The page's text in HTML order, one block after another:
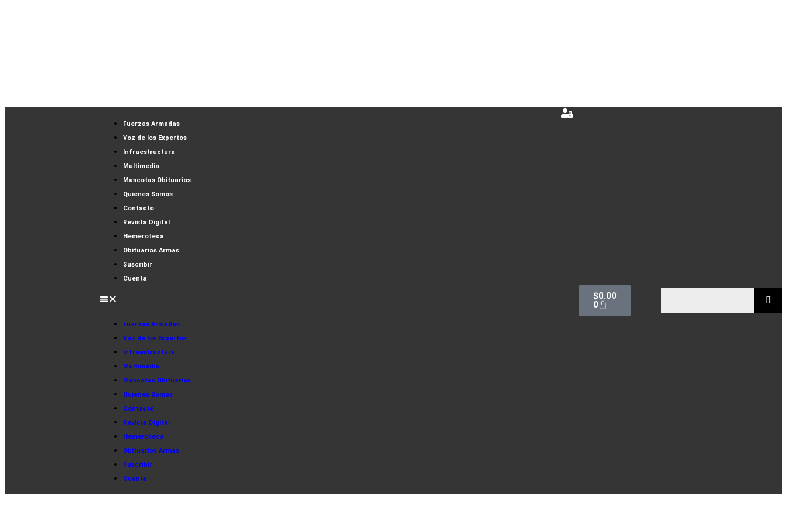
Fuerzas Armadas
Voz de los Expertos
Infraestructura
Multimedia
Mascotas Obituarios
Quienes Somos
Contacto
Revista Digital
Hemeroteca
Obituarios Armas
Suscribir
Cuenta
Fuerzas Armadas
Voz de los Expertos
Infraestructura
Multimedia
Mascotas Obituarios
Quienes Somos
Contacto
Revista Digital
Hemeroteca
Obituarios Armas
Suscribir
Cuenta
$0.00
0